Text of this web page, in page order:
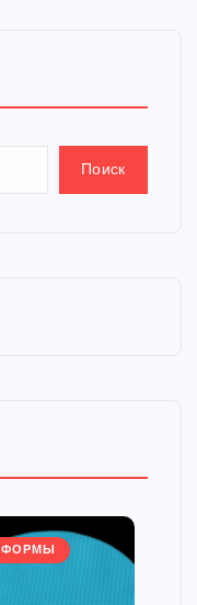
Поиск
ФОРМЫ